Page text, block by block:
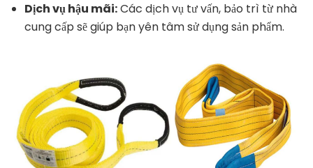
Dịch vụ hậu mãi:Các dịch vụ tư vấn, bảo trì từ nhà
cung cấp sẽ giúp bạn yên tâm sử dụng sản phẩm.